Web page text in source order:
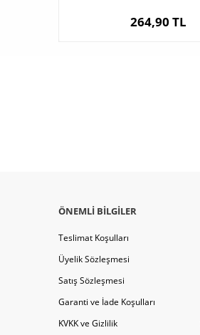
264,90 TL
ÖNEMLI BILGILER
Teslimat Koşulları
Üyelik Sözleşmesi
Satış Sözleşmesi
Garanti ve İade Koşulları
KVKK ve Gizlilik